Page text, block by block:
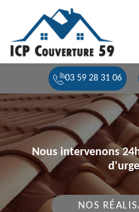
03 59 28 31 06
Nous intervenons
NOS